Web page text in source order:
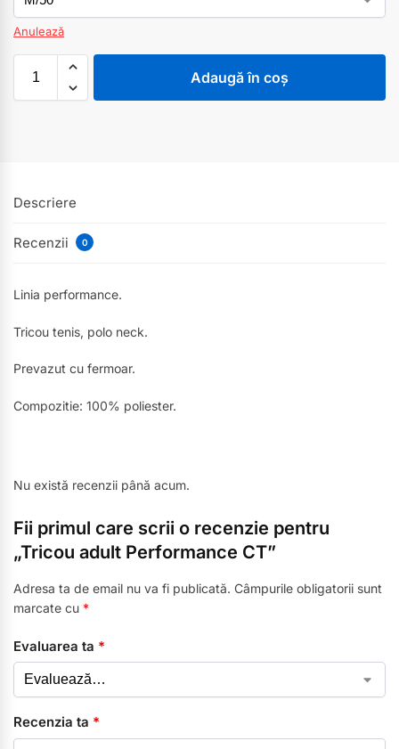
Anulează
Adaugă în coș
Descriere
Recenzii 0
Linia performance.
Tricou tenis, polo neck.
Prevazut cu fermoar.
Compozitie: 100% poliester.
Nu există recenzii până acum.
Fii primul care scrii o recenzie pentru
„Tricou adult Performance CT”
Adresa ta de email nu va fi publicată. Câmpurile obligatorii sunt
marcate cu *
Evaluarea ta *
Recenzia ta *